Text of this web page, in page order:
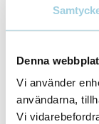
Denna
Vi använder
användarna,
Vi
Dela